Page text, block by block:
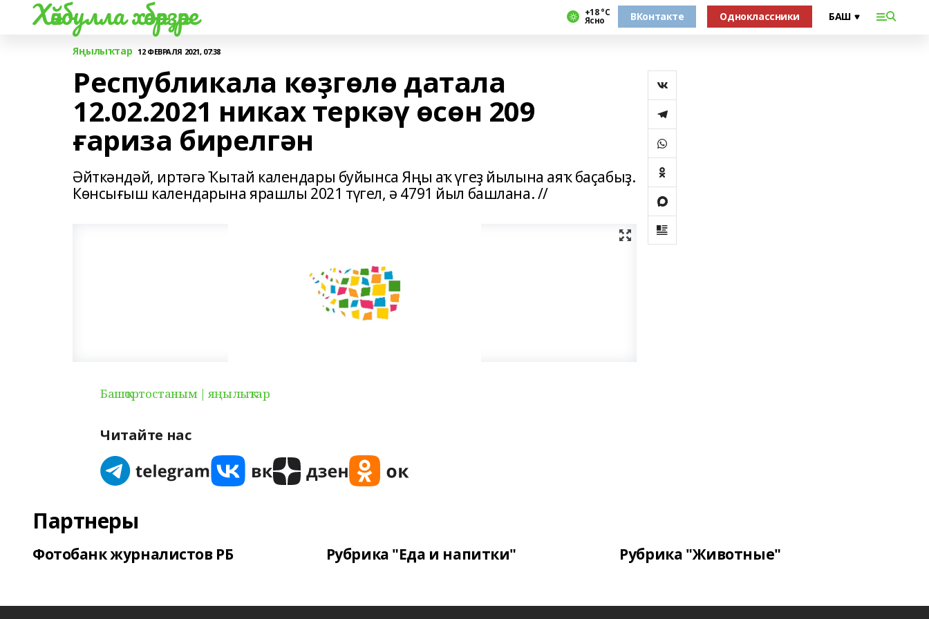
Хәйбулла хәбәрҙәре +18 °С
Ясно ВКонтакте Одноклассники
Яңылыҡтар 12 ФЕВРАЛЯ 2021, 07:38
Республикала көҙгөлө датала
12.02.2021 никах теркәү өсөн 209
ғариза бирелгән
Әйткәндәй, иртәгә Ҡытай календары буйынса Яңы аҡ үгеҙ йылына аяҡ баҫабыҙ.
Көнсығыш календарына ярашлы 2021 түгел, ә 4791 йыл башлана. //
Башҡортостаным | яңылыҡтар
Читайте нас
Партнеры
Фотобанк журналистов РБ Рубрика "Еда и напитки" Рубрика "Животные"